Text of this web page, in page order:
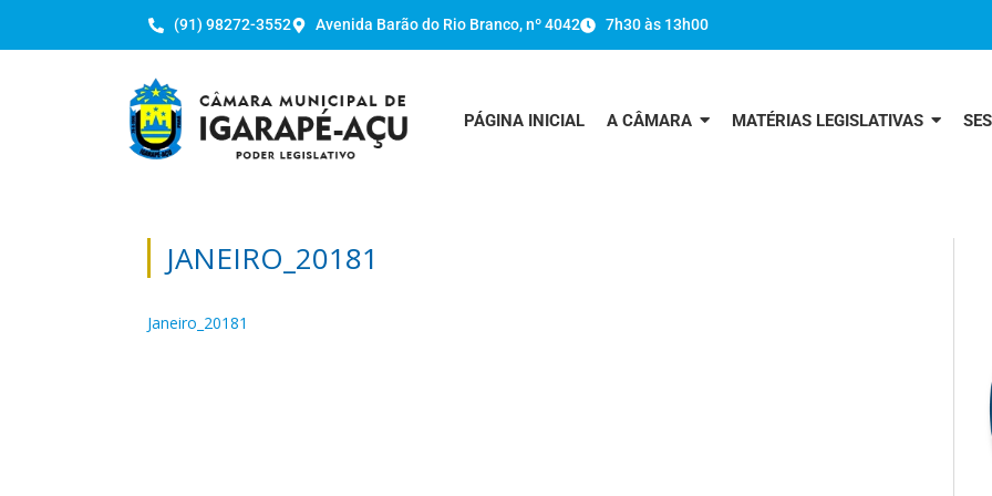
(91) 98272-3552 Avenida Barão do Rio Branco, nº 4042 7h30 às 13h00
PÁGINA INICIAL A CÂMARA MATÉRIAS LEGISLATIVAS
JANEIRO_20181
Janeiro_20181